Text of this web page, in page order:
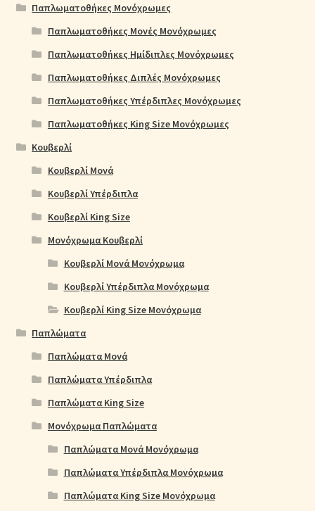
Παπλωματοθήκες Μονόχρωμες
Παπλωματοθήκες Μονές Μονόχρωμες
Παπλωματοθήκες Ημίδιπλες Μονόχρωμες
Παπλωματοθήκες Διπλές Μονόχρωμες
Παπλωματοθήκες Υπέρδιπλες Μονόχρωμες
Παπλωματοθήκες King Size Μονόχρωμες
Κουβερλί
Κουβερλί Μονά
Κουβερλί Υπέρδιπλα
Κουβερλί King Size
Μονόχρωμα Κουβερλί
Κουβερλί Μονά Μονόχρωμα
Κουβερλί Υπέρδιπλα Μονόχρωμα
Κουβερλί King Size Μονόχρωμα
Παπλώματα
Παπλώματα Μονά
Παπλώματα Υπέρδιπλα
Παπλώματα King Size
Μονόχρωμα Παπλώματα
Παπλώματα Μονά Μονόχρωμα
Παπλώματα Υπέρδιπλα Μονόχρωμα
Παπλώματα King Size Μονόχρωμα